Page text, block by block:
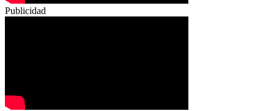
Publicidad